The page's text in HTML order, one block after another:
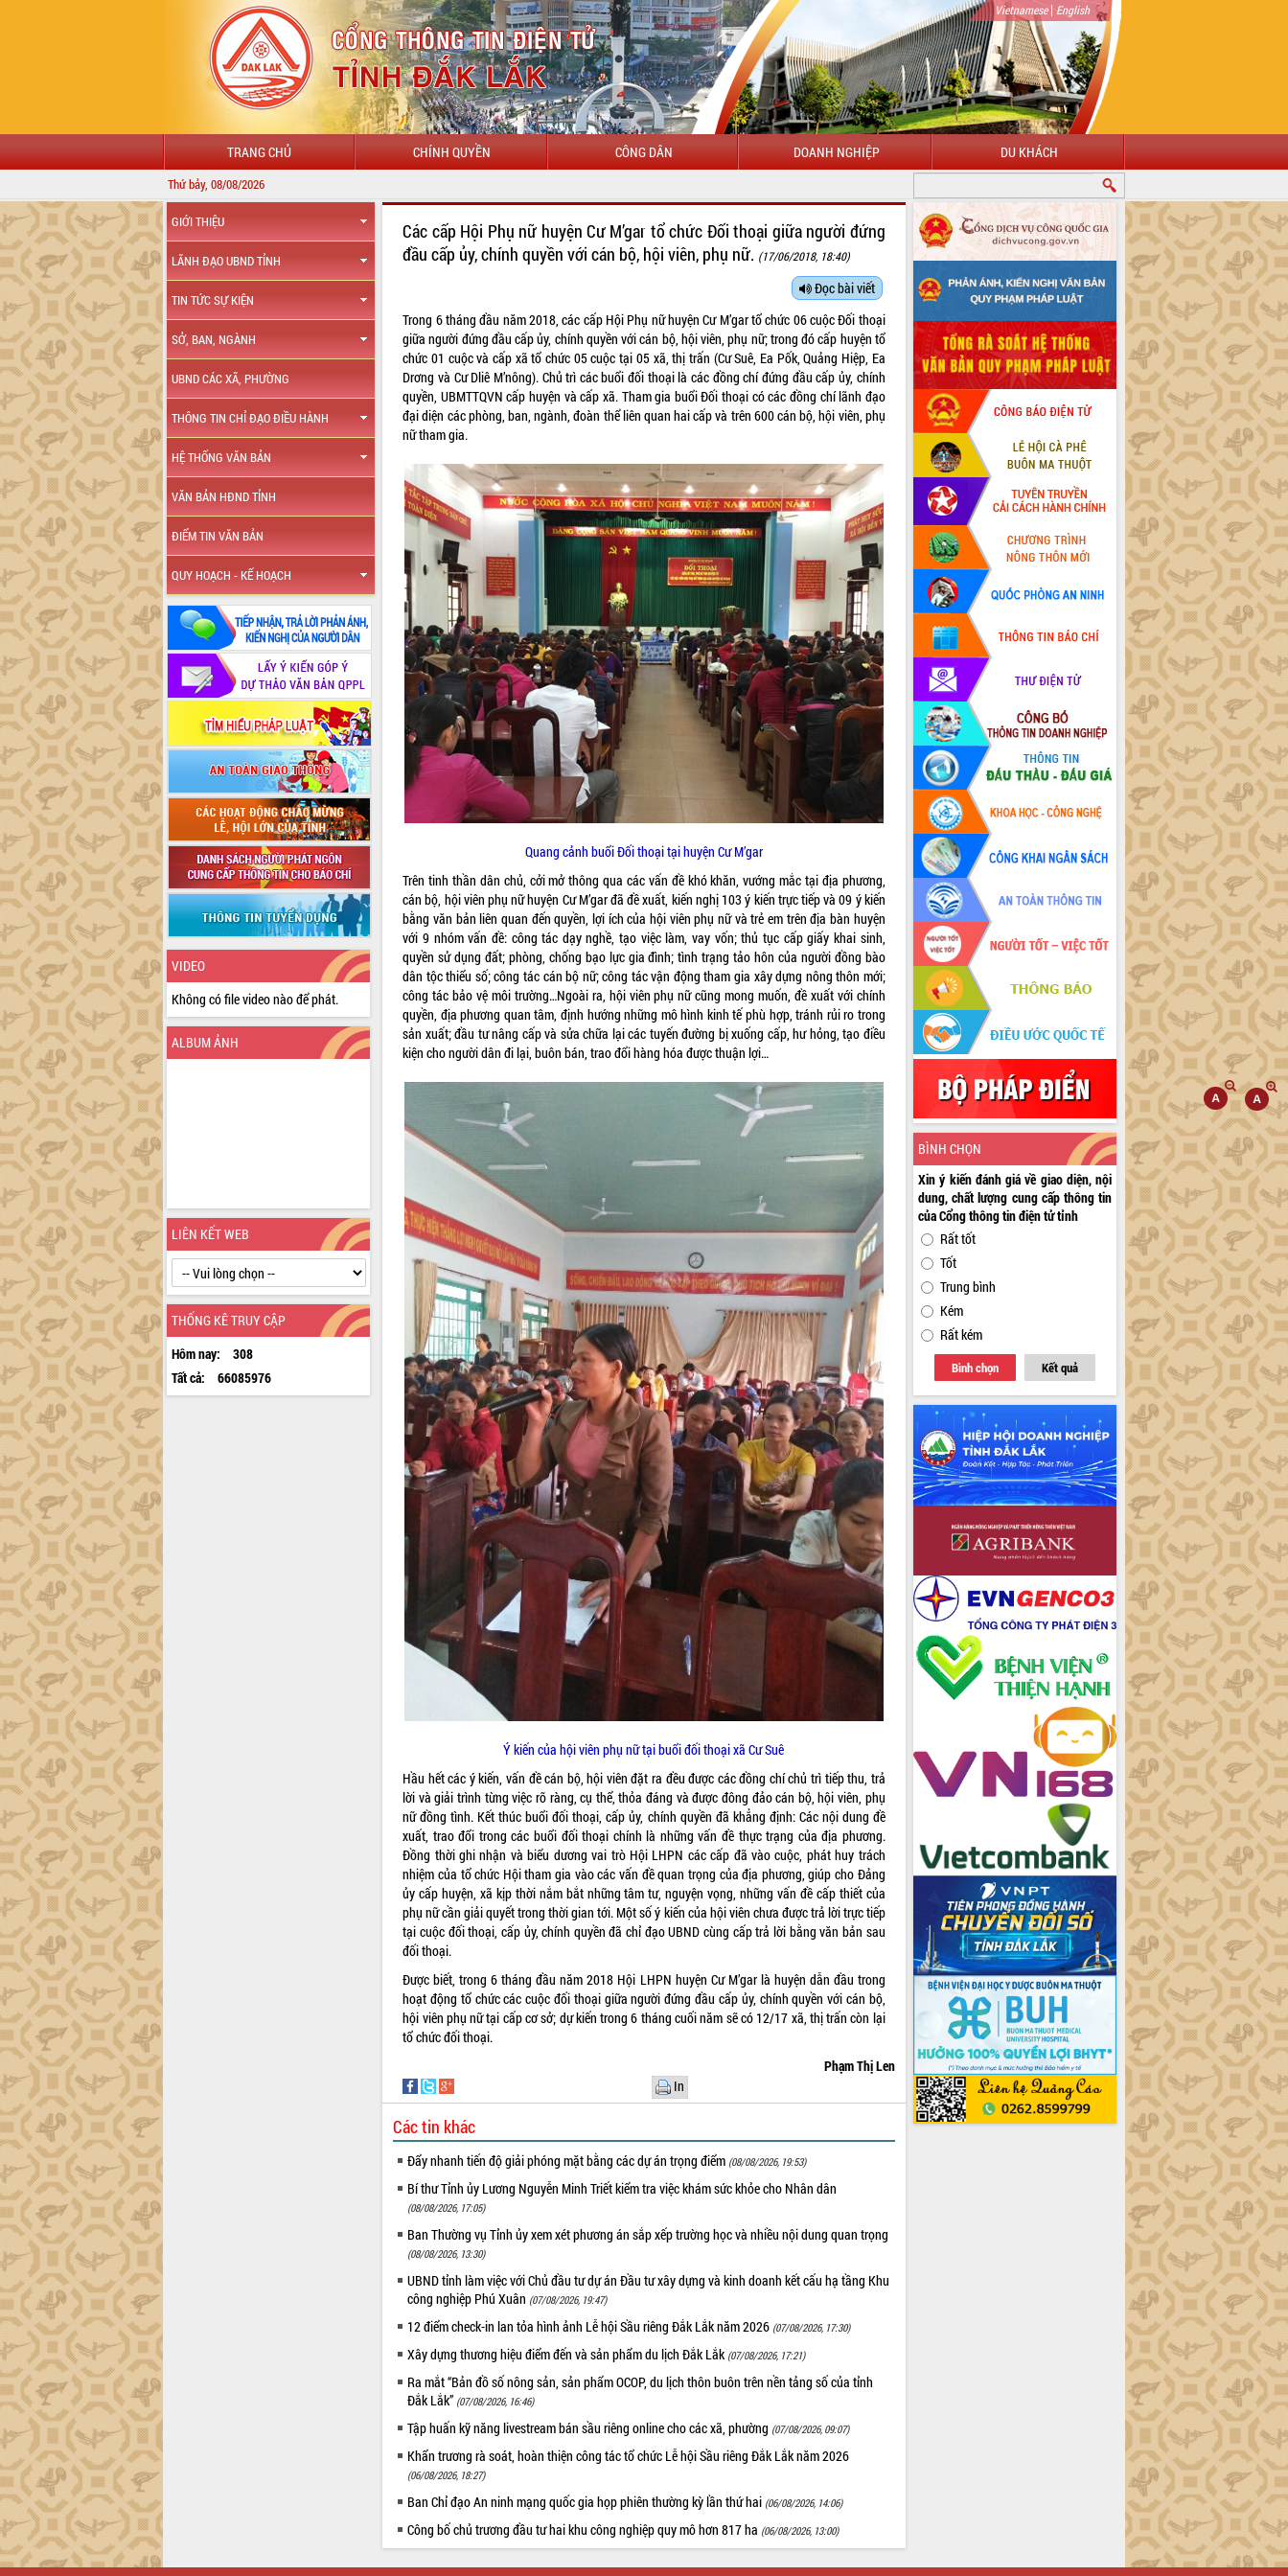
Vietnamese| English
TRANG CHỦ CHÍNH QUYỀN CÔNG DÂN DOANH NGHIỆP DU KHÁCH
Thứ bảy, 08/08/2026
GIỚI THIỆU
LÃNH ĐẠO UBND TỈNH
TIN TỨC SỰ KIỆN
SỞ, BAN, NGÀNH
UBND CÁC XÃ, PHƯỜNG
THÔNG TIN CHỈ ĐẠO ĐIỀU HÀNH
HỆ THỐNG VĂN BẢN
VĂN BẢN HĐND TỈNH
ĐIỂM TIN VĂN BẢN
QUY HOẠCH - KẾ HOẠCH
VIDEO
Không có file video nào để phát.
ALBUM ẢNH
LIÊN KẾT WEB
THỐNG KÊ TRUY CẬP
Hôm nay:
308
Tất cả:
66085976
Các cấp Hội Phụ nữ huyện Cư M’gar tổ chức Đối thoại giữa người đứng
đầu cấp ủy, chính quyền với cán bộ, hội viên, phụ nữ. (17/06/2018, 18:40)
Đọc bài viết
Trong 6 tháng đầu năm 2018, các cấp Hội Phụ nữ huyện Cư M’gar tổ chức 06 cuộc Đối thoại
giữa người đứng đầu cấp ủy, chính quyền với cán bộ, hội viên, phụ nữ; trong đó cấp huyện tổ
chức 01 cuộc và cấp xã tổ chức 05 cuộc tại 05 xã, thị trấn (Cư Suê, Ea Pốk, Quảng Hiệp, Ea
Drơng và Cư Dliê M’nông). Chủ trì các buổi đối thoại là các đồng chí đứng đầu cấp ủy, chính
quyền, UBMTTQVN cấp huyện và cấp xã. Tham gia buổi Đối thoại có các đồng chí lãnh đạo
đại diện các phòng, ban, ngành, đoàn thể liên quan hai cấp và trên 600 cán bộ, hội viên, phụ
nữ tham gia.
Quang cảnh buổi Đối thoại tại huyện Cư M’gar
Trên tinh thần dân chủ, cởi mở thông qua các vấn đề khó khăn, vướng mắc tại địa phương,
cán bộ, hội viên phụ nữ huyện Cư M’gar đã đề xuất, kiến nghị 103 ý kiến trực tiếp và 09 ý kiến
bằng văn bản liên quan đến quyền, lợi ích của hội viên phụ nữ và trẻ em trên địa bàn huyện
với 9 nhóm vấn đề: công tác dạy nghề, tạo việc làm, vay vốn; thủ tục cấp giấy khai sinh,
quyền sử dụng đất; phòng, chống bạo lực gia đình; tình trạng tảo hôn của người đồng bào
dân tộc thiểu số; công tác cán bộ nữ; công tác vận động tham gia xây dựng nông thôn mới;
công tác bảo vệ môi trường…Ngoài ra, hội viên phụ nữ cũng mong muốn, đề xuất với chính
quyền, địa phương quan tâm, định hướng những mô hình kinh tế phù hợp, tránh rủi ro trong
sản xuất; đầu tư nâng cấp và sửa chữa lại các tuyến đường bị xuống cấp, hư hỏng, tạo điều
kiện cho người dân đi lại, buôn bán, trao đổi hàng hóa được thuận lợi…
Ý kiến của hội viên phụ nữ tại buổi đối thoại xã Cư Suê
Hầu hết các ý kiến, vấn đề cán bộ, hội viên đặt ra đều được các đồng chí chủ trì tiếp thu, trả
lời và giải trình từng việc rõ ràng, cụ thể, thỏa đáng và được đông đảo cán bộ, hội viên, phụ
nữ đồng tình. Kết thúc buổi đối thoại, cấp ủy, chính quyền đã khẳng định: Các nội dung đề
xuất, trao đổi trong các buổi đối thoại chính là những vấn đề thực trạng của địa phương.
Đồng thời ghi nhận và biểu dương vai trò Hội LHPN các cấp đã vào cuộc, phát huy trách
nhiệm của tổ chức Hội tham gia vào các vấn đề quan trọng của địa phương, giúp cho Đảng
ủy cấp huyện, xã kịp thời nắm bắt những tâm tư, nguyện vọng, những vấn đề cấp thiết của
phụ nữ cần giải quyết trong thời gian tới. Một số ý kiến của hội viên chưa được trả lời trực tiếp
tại cuộc đối thoại, cấp ủy, chính quyền đã chỉ đạo UBND cùng cấp trả lời bằng văn bản sau
đối thoại.
Được biết, trong 6 tháng đầu năm 2018 Hội LHPN huyện Cư M’gar là huyện dẫn đầu trong
hoạt động tổ chức các cuộc đối thoại giữa người đứng đầu cấp ủy, chính quyền với cán bộ,
hội viên phụ nữ tại cấp cơ sở; dự kiến trong 6 tháng cuối năm sẽ có 12/17 xã, thị trấn còn lại
tổ chức đối thoại.
Phạm Thị Len
In
Các tin khác
Đẩy nhanh tiến độ giải phóng mặt bằng các dự án trọng điểm (08/08/2026, 19:53)
Bí thư Tỉnh ủy Lương Nguyễn Minh Triết kiểm tra việc khám sức khỏe cho Nhân dân
(08/08/2026, 17:05)
Ban Thường vụ Tỉnh ủy xem xét phương án sắp xếp trường học và nhiều nội dung quan trọng
(08/08/2026, 13:30)
UBND tỉnh làm việc với Chủ đầu tư dự án Đầu tư xây dựng và kinh doanh kết cấu hạ tầng Khu
công nghiệp Phú Xuân (07/08/2026, 19:47)
12 điểm check-in lan tỏa hình ảnh Lễ hội Sầu riêng Đắk Lắk năm 2026 (07/08/2026, 17:30)
Xây dựng thương hiệu điểm đến và sản phẩm du lịch Đắk Lắk (07/08/2026, 17:21)
Ra mắt “Bản đồ số nông sản, sản phẩm OCOP, du lịch thôn buôn trên nền tảng số của tỉnh
Đắk Lắk” (07/08/2026, 16:46)
Tập huấn kỹ năng livestream bán sầu riêng online cho các xã, phường (07/08/2026, 09:07)
Khẩn trương rà soát, hoàn thiện công tác tổ chức Lễ hội Sầu riêng Đắk Lắk năm 2026
(06/08/2026, 18:27)
Ban Chỉ đạo An ninh mạng quốc gia họp phiên thường kỳ lần thứ hai (06/08/2026, 14:06)
Công bố chủ trương đầu tư hai khu công nghiệp quy mô hơn 817 ha (06/08/2026, 13:00)
BÌNH CHỌN
Xin ý kiến đánh giá về giao diện, nội
dung, chất lượng cung cấp thông tin
của Cổng thông tin điện tử tỉnh
Rất tốt
Tốt
Trung bình
Kém
Rất kém
Bình chọn Kết quả